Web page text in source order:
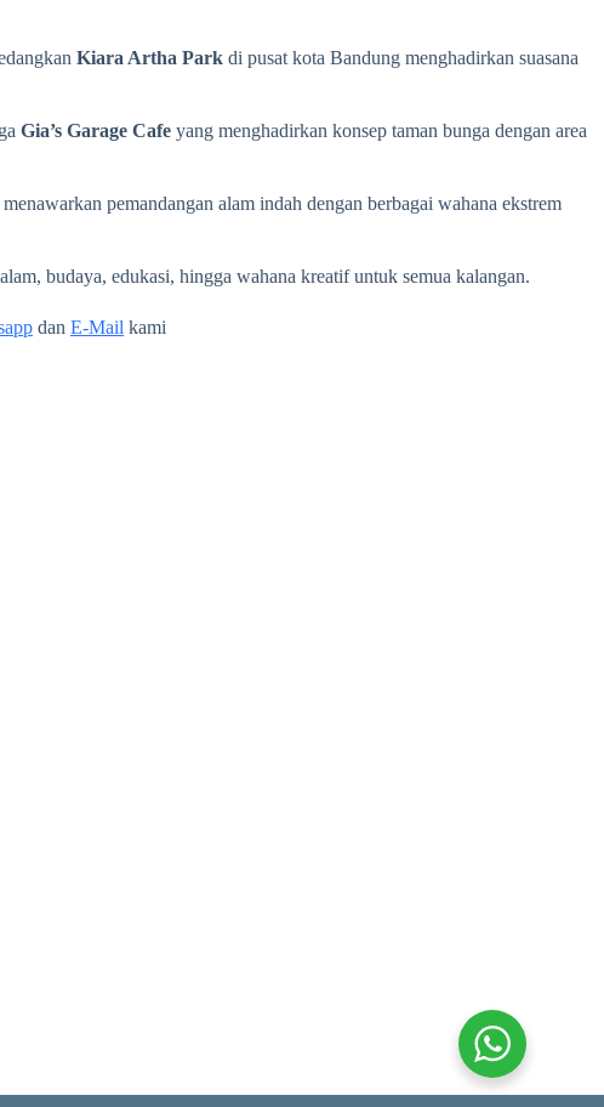
Kiara Artha Park di pusat kota Bandung menghadirkan suasana
Gia’s Garage Cafe yang menghadirkan konsep taman bunga dengan area
pemandangan alam indah dengan berbagai wahana ekstrem
budaya, edukasi, hingga wahana kreatif untuk semua kalangan.
dan E-Mail kami